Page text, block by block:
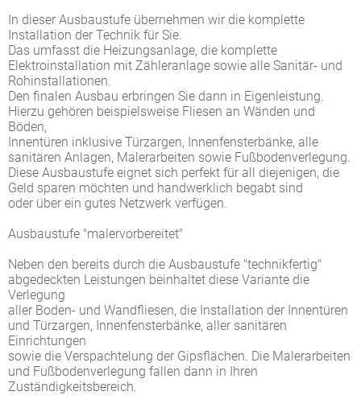
In dieser Ausbaustufe übernehmen wir die komplette
Installation der Technik für Sie.
Das umfasst die Heizungsanlage, die komplette
Elektroinstallation mit Zähleranlage sowie alle Sanitär- und
Rohinstallationen.
Den finalen Ausbau erbringen Sie dann in Eigenleistung.
Hierzu gehören beispielsweise Fliesen an Wänden und
Böden,
Innentüren inklusive Türzargen, Innenfensterbänke, alle
sanitären Anlagen, Malerarbeiten sowie Fußbodenverlegung.
Diese Ausbaustufe eignet sich perfekt für all diejenigen, die
Geld sparen möchten und handwerklich begabt sind
oder über ein gutes Netzwerk verfügen.
Ausbaustufe "malervorbereitet"
Neben den bereits durch die Ausbaustufe "technikfertig"
abgedeckten Leistungen beinhaltet diese Variante die
Verlegung
aller Boden- und Wand­fliesen, die Installation der Innentüren
und Türzargen, Innenfensterbänke, aller sanitären
Einrichtungen
sowie die Verspachtelung der Gips­flächen. Die Malerarbeiten
und Fußbodenverlegung fallen dann in Ihren
Zuständigkeitsbereich.